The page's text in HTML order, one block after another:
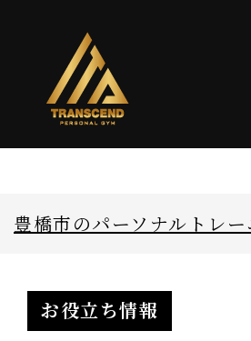
豊橋市のパーソナルトレ
お役立ち情報